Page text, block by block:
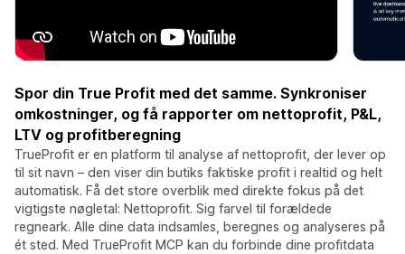
Spor din True Profit med det samme. Synkroniser
omkostninger, og få rapporter om nettoprofit, P&L,
LTV og profitberegning
TrueProfit er en platform til analyse af nettoprofit, der lever op
til sit navn – den viser din butiks faktiske profit i realtid og helt
automatisk. Få det store overblik med direkte fokus på det
vigtigste nøgletal: Nettoprofit. Sig farvel til forældede
regneark. Alle dine data indsamles, beregnes og analyseres på
ét sted. Med TrueProfit MCP kan du forbinde dine profitdata